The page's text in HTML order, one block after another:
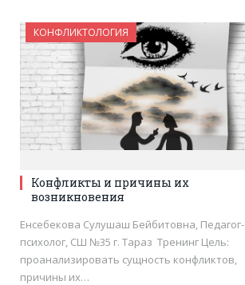
КОНФЛИКТОЛОГИЯ
Конфликты и причины их
возникновения
Енсебекова Сулушаш Бейбитовна, Педагог-
психолог, СШ №35 г. Тараз Тренинг Цель:
проанализировать сущность конфликтов,
причины их…